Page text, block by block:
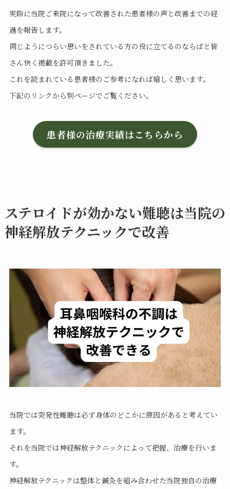
実際に当院ご来院になって改善された患者様の声と改善までの経
過を報告します。
同じようにつらい思いをされている方の役に立てるのならばと皆
さん快く掲載を許可頂きました。
これを読まれている患者様のご参考になれば嬉しく思います。
下記のリンクから別ページでご覧ください。
患者様の治療実績はこちらから
ステロイドが効かない難聴は当院の
神経解放テクニックで改善
当院では突発性難聴は必ず身体のどこかに原因があると考えてい
ます。
それを当院では神経解放テクニックによって把握、治療を行いま
す。
神経解放テクニックは整体と鍼灸を組み合わせた当院独自の治療